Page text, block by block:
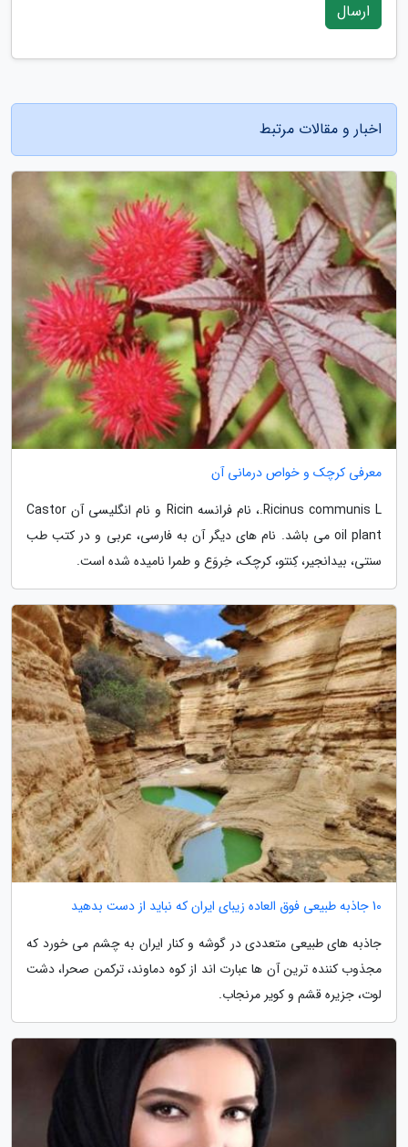
ارسال
اخبار و مقالات مرتبط
معرفی کرچک و خواص درمانی آن
Ricinus communis L.، نام فرانسه Ricin و نام انگلیسی آن Castor
oil plant می باشد. نام های دیگر آن به فارسی، عربی و در کتب طب
سنتی، بیدانجیر، کِنتو، کرچک، خِروَع و طمرا نامیده شده است.
10 جاذبه طبیعی فوق العاده زیبای ایران که نباید از دست بدهید
جاذبه های طبیعی متعددی در گوشه و کنار ایران به چشم می خورد که
مجذوب کننده ترین آن ها عبارت اند از کوه دماوند، ترکمن صحرا، دشت
لوت، جزیره قشم و کویر مرنجاب.